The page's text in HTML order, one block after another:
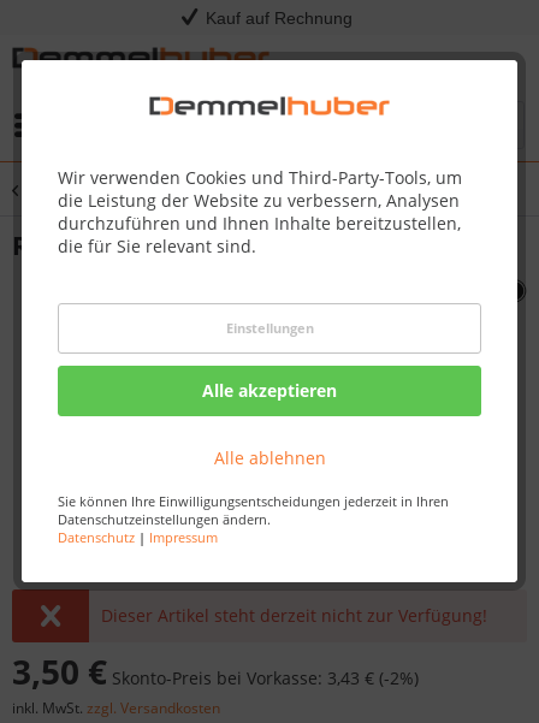
Kauf auf Rechnung
Wir verwenden Cookies und Third-Party-Tools, um
die Leistung der Website zu verbessern, Analysen
durchzuführen und Ihnen Inhalte bereitzustellen,
die für Sie relevant sind.
Einstellungen
Alle akzeptieren
Alle ablehnen
Sie können Ihre Einwilligungsentscheidungen jederzeit in Ihren
Datenschutzeinstellungen ändern.
Datenschutz| Impressum
Übersicht Sonstige Ersatzteile
ROD DOOR PIVOT PT750 #N555-0012
Dieser Artikel steht derzeit nicht zur Verfügung!
3,50 € Skonto-Preis bei Vorkasse: 3,43 € (-2%)
inkl. MwSt. zzgl. Versandkosten